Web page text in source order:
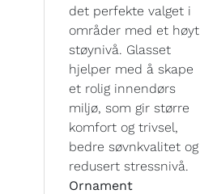
det perfekte valget i
områder med et høyt
støynivå. Glasset
hjelper med å skape
et rolig innendørs
miljø, som gir større
komfort og trivsel,
bedre søvnkvalitet og
redusert stressnivå.
Ornament